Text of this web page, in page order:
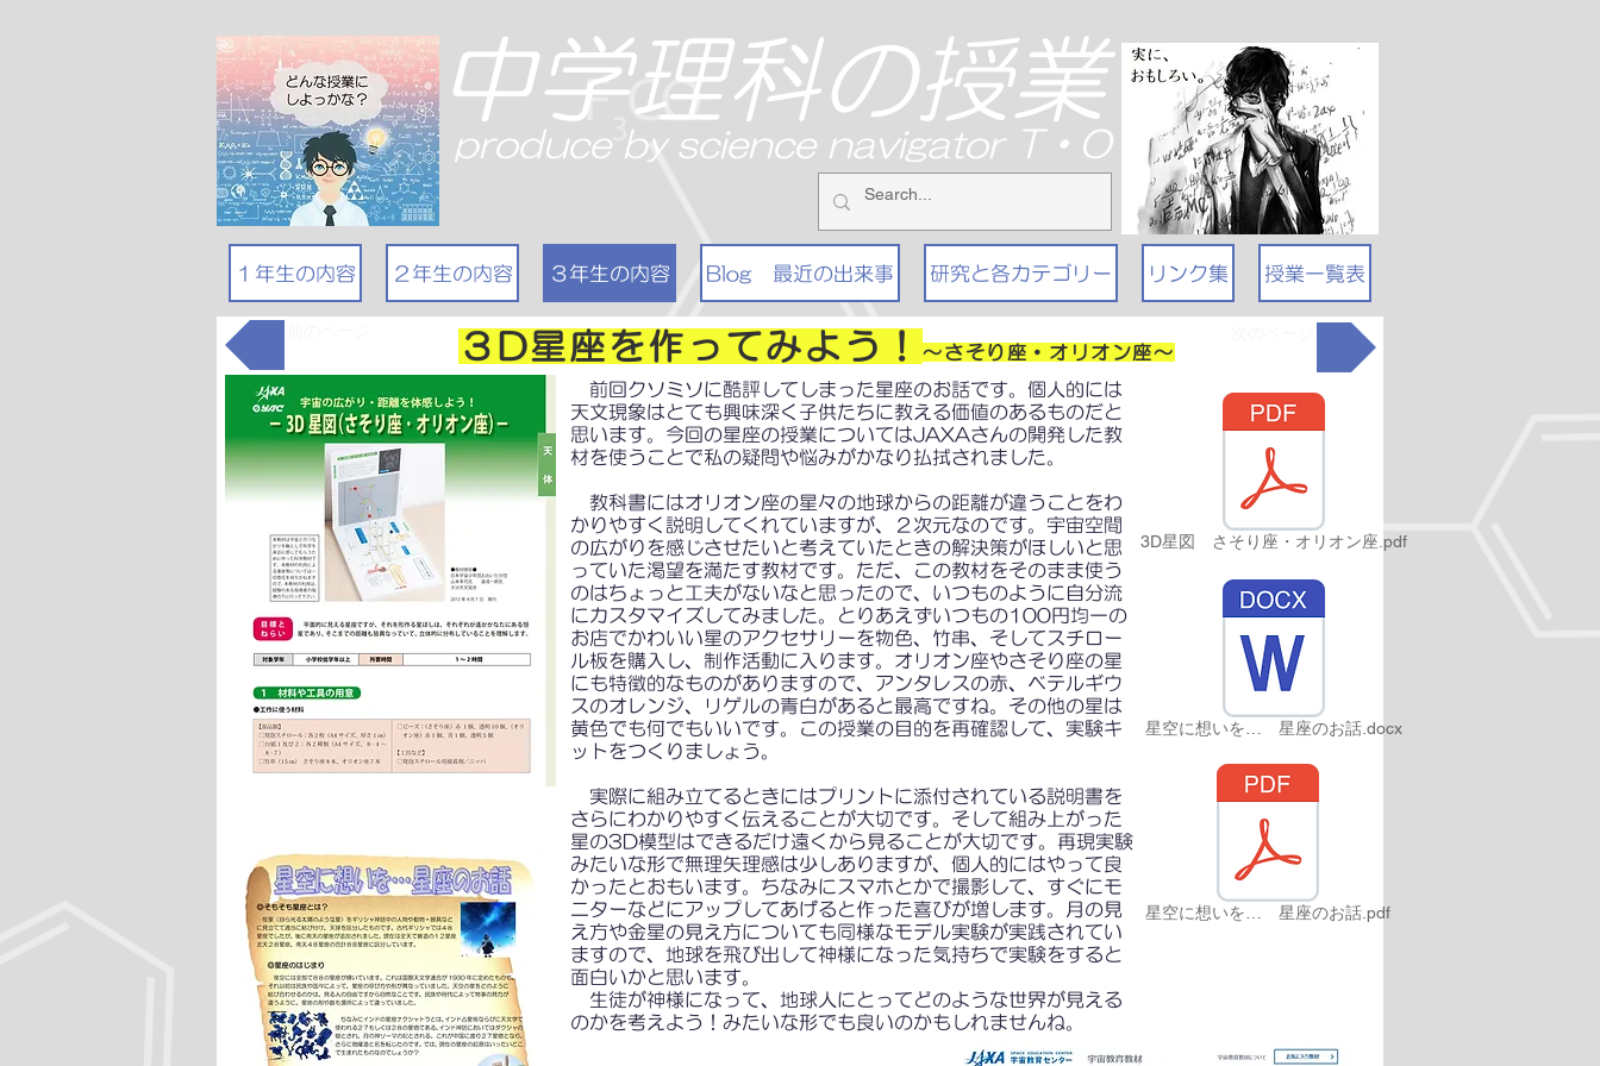
中学理科の授業
produce by science navigator T・O
１年生の内容 ２年生の内容 ３年生の内容 Blog 最近の出来事 研究と各カテゴリー リンク集 授業一覧表
３D星座を作ってみよう！～さそり座・オリオン座～
前回クソミソに酷評してしまった星座のお話です。個人的には
天文現象はとても興味深く子供たちに教える価値のあるものだと
思います。今回の星座の授業についてはJAXAさんの開発した教
材を使うことで私の疑問や悩みがかなり払拭されました。
教科書にはオリオン座の星々の地球からの距離が違うことをわ
かりやすく説明してくれていますが、２次元なのです。宇宙空間
の広がりを感じさせたいと考えていたときの解決策がほしいと思
っていた渇望を満たす教材です。ただ、この教材をそのまま使う
のはちょっと工夫がないなと思ったので、いつものように自分流
にカスタマイズしてみました。とりあえずいつもの100円均一の
お店でかわいい星のアクセサリーを物色、竹串、そしてスチロー
ル板を購入し、制作活動に入ります。オリオン座やさそり座の星
にも特徴的なものがありますので、アンタレスの赤、ベテルギウ
スのオレンジ、リゲルの青白があると最高ですね。その他の星は
黄色でも何でもいいです。この授業の目的を再確認して、実験キ
ットをつくりましょう。
実際に組み立てるときにはプリントに添付されている説明書を
さらにわかりやすく伝えることが大切です。そして組み上がった
星の3D模型はできるだけ遠くから見ることが大切です。再現実験
みたいな形で無理矢理感は少しありますが、個人的にはやって良
かったとおもいます。ちなみにスマホとかで撮影して、すぐにモ
ニターなどにアップしてあげると作った喜びが増します。月の見
え方や金星の見え方についても同様なモデル実験が実践されてい
ますので、地球を飛び出して神様になった気持ちで実験をすると
面白いかと思います。
生徒が神様になって、地球人にとってどのような世界が見える
のかを考えよう！みたいな形でも良いのかもしれませんね。
3D星図 さそり座・オリオン座.pdf
星空に想いを… 星座のお話.docx
星空に想いを… 星座のお話.pdf